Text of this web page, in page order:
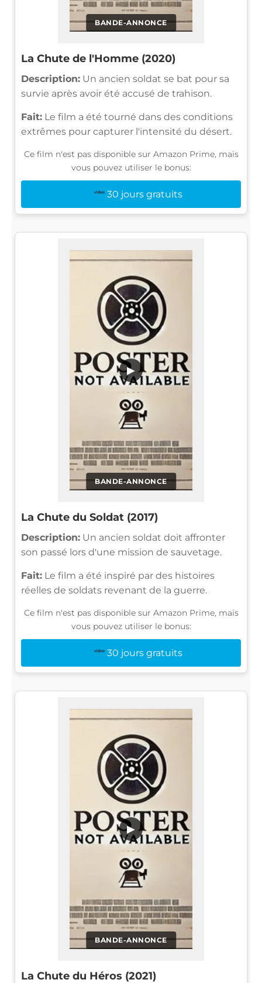
BANDE-ANNONCE
La Chute de l'Homme (2020)
Description: Un ancien soldat se bat pour sa
survie après avoir été accusé de trahison.
Fait: Le film a été tourné dans des conditions
extrêmes pour capturer l'intensité du désert.
Ce film n'est pas disponible sur Amazon Prime, mais
vous pouvez utiliser le bonus:
30 jours gratuits
BANDE-ANNONCE
▶
La Chute du Soldat (2017)
Description: Un ancien soldat doit affronter
son passé lors d'une mission de sauvetage.
Fait: Le film a été inspiré par des histoires
réelles de soldats revenant de la guerre.
Ce film n'est pas disponible sur Amazon Prime, mais
vous pouvez utiliser le bonus:
30 jours gratuits
BANDE-ANNONCE
▶
La Chute du Héros (2021)